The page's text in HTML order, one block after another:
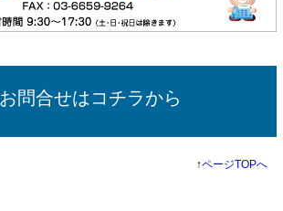
お問合せはコチラから
↑ページTOPへ